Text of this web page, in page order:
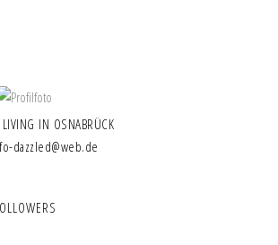
IN OSNABRÜCK
dazzled@web.de